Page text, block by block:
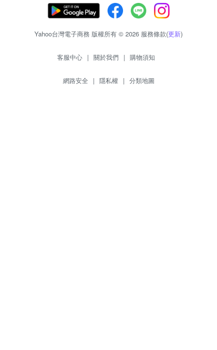
Yahoo台灣電子商務 版權所有 © 2026 服務條款(更新)
客服中心 | 關於我們 | 購物須知
網路安全 | 隱私權 | 分類地圖